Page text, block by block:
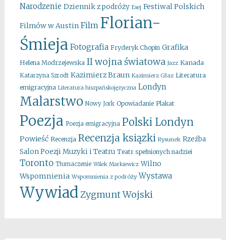
Narodzenie Dziennik z podróży Esej Festiwal Polskich
Filmów w Austin Film Florian-
Śmieja Fotografia Fryderyk Chopin Grafika
Helena Modrzejewska II wojna światowa Jazz Kanada
Katarzyna Szrodt Kazimierz Braun Kazimierz Głaz Literatura
emigracyjna Literatura hiszpańskojęzyczna Londyn
Malarstwo Nowy Jork Opowiadanie Plakat
Poezja Poezja emigracyjna Polski Londyn
Powieść Recenzja Recenzja ksiązki Rysunek Rzeźba
Salon Poezji Muzyki i Teatru Teatr spełnionych nadziei
Toronto Tłumaczenie Wilek Markiewicz Wilno
Wspomnienia Wspomnienia z podróży Wystawa
WywiadZygmunt Wojski